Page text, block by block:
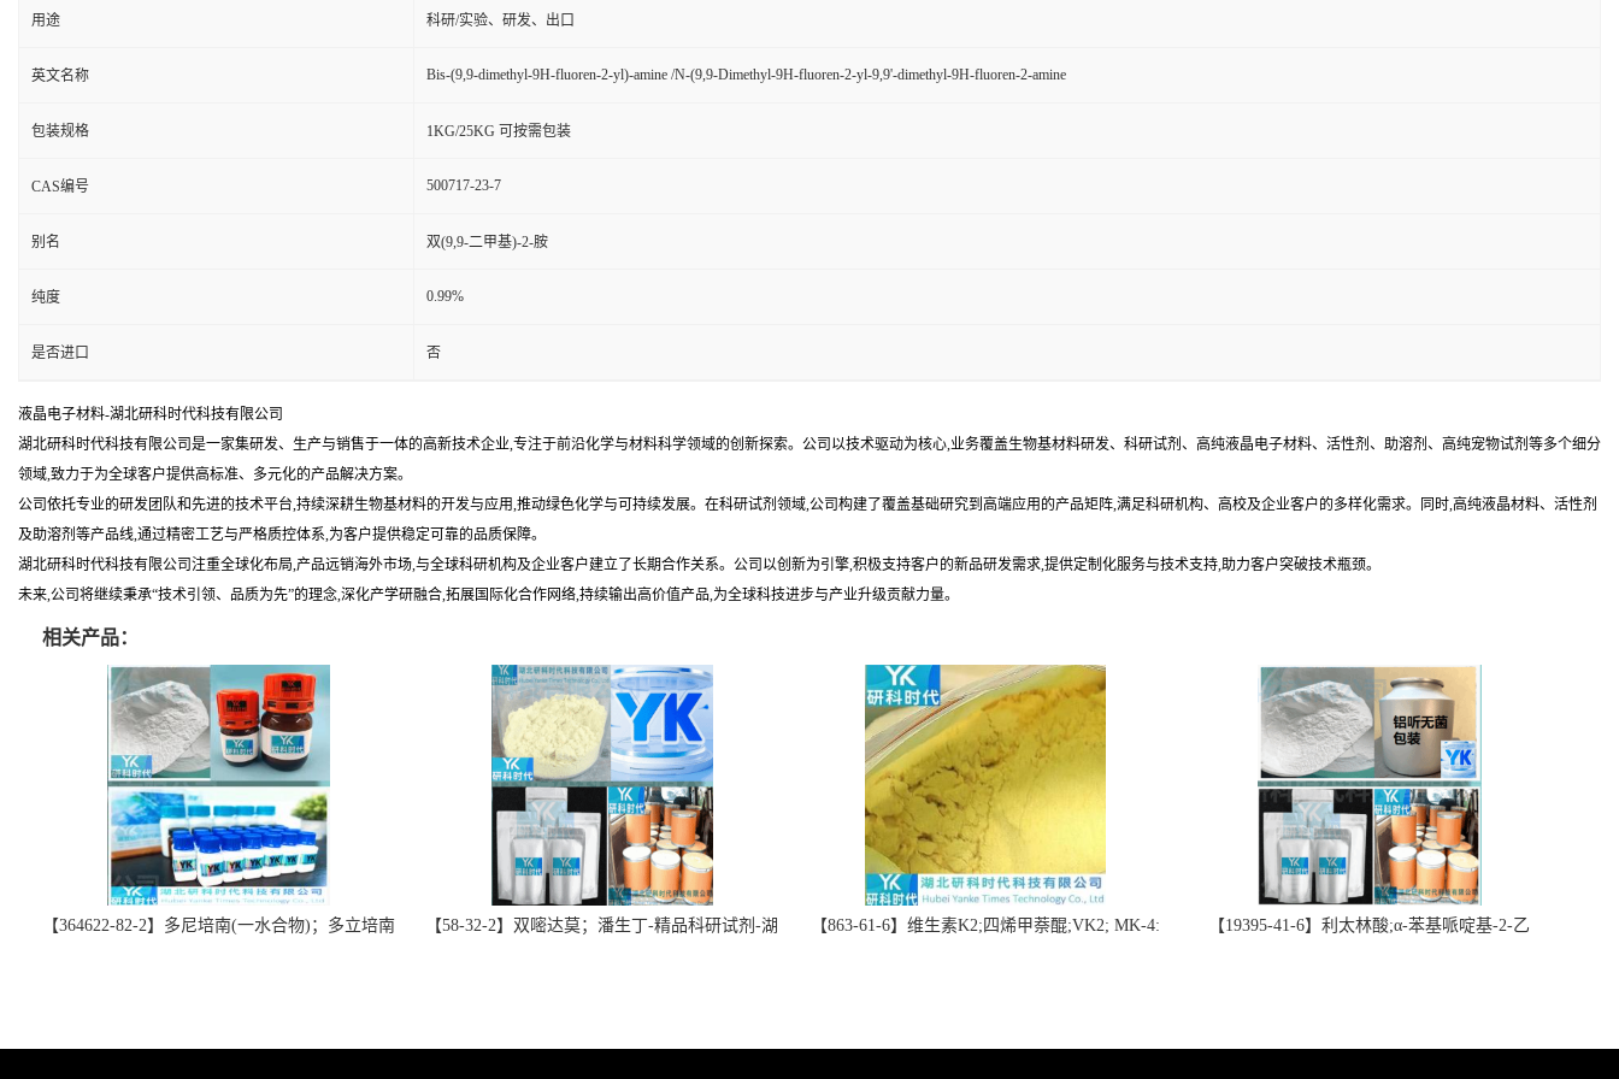
用途 科研/实验、研发、出口
英文名称 Bis-(9,9-dimethyl-9H-fluoren-2-yl)-amine /N-(9,9-Dimethyl-9H-fluoren-2-yl-9,9'-dimethyl-9H-fluoren-2-amine
包装规格 1KG/25KG 可按需包装
CAS编号 500717-23-7
别名 双(9,9-二甲基)-2-胺
纯度 0.99%
是否进口 否
液晶电子材料-湖北研科时代科技有限公司
湖北研科时代科技有限公司是一家集研发、生产与销售于一体的高新技术企业,专注于前沿化学与材料科学领域的创新探索。公司以技术驱动为核心,业务覆盖生物基材料研发、科研试剂、高纯液晶电子材料、活性剂、助溶剂、高纯宠物试剂等多个细分
领域,致力于为全球客户提供高标准、多元化的产品解决方案。
公司依托专业的研发团队和先进的技术平台,持续深耕生物基材料的开发与应用,推动绿色化学与可持续发展。在科研试剂领域,公司构建了覆盖基础研究到高端应用的产品矩阵,满足科研机构、高校及企业客户的多样化需求。同时,高纯液晶材料、活性剂
及助溶剂等产品线,通过精密工艺与严格质控体系,为客户提供稳定可靠的品质保障。
湖北研科时代科技有限公司注重全球化布局,产品远销海外市场,与全球科研机构及企业客户建立了长期合作关系。公司以创新为引擎,积极支持客户的新品研发需求,提供定制化服务与技术支持,助力客户突破技术瓶颈。
未来,公司将继续秉承“技术引领、品质为先”的理念,深化产学研融合,拓展国际化合作网络,持续输出高价值产品,为全球科技进步与产业升级贡献力量。
相关产品：
【364622-82-2】多尼培南(一水合物)；多立培南
【58-32-2】双嘧达莫；潘生丁-精品科研试剂-湖
【863-61-6】维生素K2;四烯甲萘醌;VK2; MK-4:
【19395-41-6】利太林酸;α-苯基哌啶基-2-乙